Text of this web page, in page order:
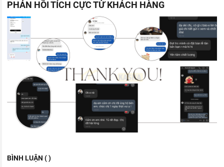
PHẢN HỒI TÍCH CỰC TỪ KHÁCH HÀNG
BÌNH LUẬN ( )